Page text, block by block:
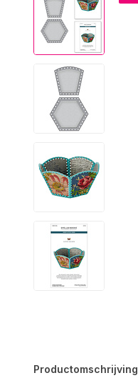
Productomschrijving